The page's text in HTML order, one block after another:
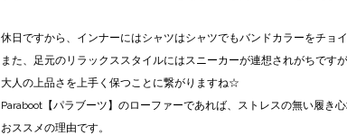
休日ですから、インナーにはシャツはシャツでもバンドカラーをチ
また、足元のリラックススタイルにはスニーカーが連想されがちです
大人の上品さを上手く保つことに繋がりますね☆
Paraboot【パラブーツ】のローファーであれば、ストレスの無い履き
おススメの理由です。